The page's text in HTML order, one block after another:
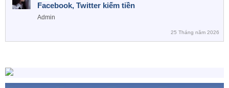
Facebook, Twitter kiếm tiền
Admin
25 Tháng năm 2026